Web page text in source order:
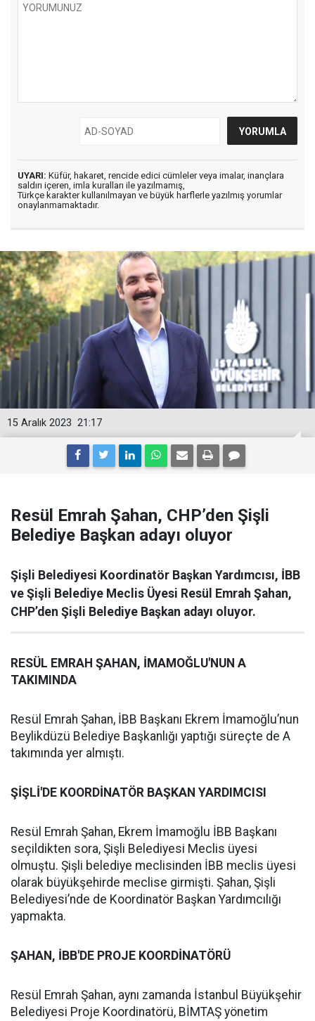
UYARI: Küfür, hakaret, rencide edici cümleler veya imalar, inançlara
saldırı içeren, imla kuralları ile yazılmamış,
Türkçe karakter kullanılmayan ve büyük harflerle yazılmış yorumlar
onaylanmamaktadır.
21:17
15 Aralık 2023
Resül Emrah Şahan, CHP’den Şişli
Belediye Başkan adayı oluyor
Şişli Belediyesi Koordinatör Başkan Yardımcısı, İBB
ve Şişli Belediye Meclis Üyesi Resül Emrah Şahan,
CHP’den Şişli Belediye Başkan adayı oluyor.
RESÜL EMRAH ŞAHAN, İMAMOĞLU'NUN A
TAKIMINDA
Resül Emrah Şahan, İBB Başkanı Ekrem İmamoğlu’nun
Beylikdüzü Belediye Başkanlığı yaptığı süreçte de A
takımında yer almıştı.
ŞİŞLİ'DE KOORDİNATÖR BAŞKAN YARDIMCISI
Resül Emrah Şahan, Ekrem İmamoğlu İBB Başkanı
seçildikten sora, Şişli Belediyesi Meclis üyesi
olmuştu. Şişli belediye meclisinden İBB meclis üyesi
olarak büyükşehirde meclise girmişti. Şahan, Şişli
Belediyesi’nde de Koordinatör Başkan Yardımcılığı
yapmakta.
ŞAHAN, İBB'DE PROJE KOORDİNATÖRÜ
Resül Emrah Şahan, aynı zamanda İstanbul Büyükşehir
Belediyesi Proje Koordinatörü, BİMTAŞ yönetim